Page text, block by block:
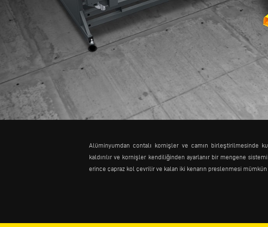
Alüminyumdan contalı kornişler ve camın birleştirilmesinde
kaldırılır ve kornişler kendiliğinden ayarlanır bir mengene
erince çapraz kol çevrilir ve kalan iki kenarın preslenmesi mümkün